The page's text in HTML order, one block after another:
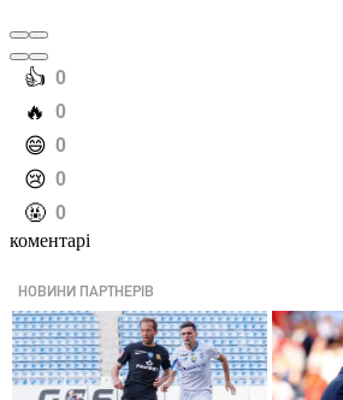
️👍 0
️🔥 0
️😄 0
️😢 0
️🤬 0
коментарі